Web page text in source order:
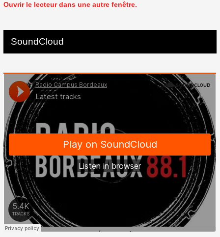
Ouvrir le lecteur dans une autre fenêtre.
SoundCloud